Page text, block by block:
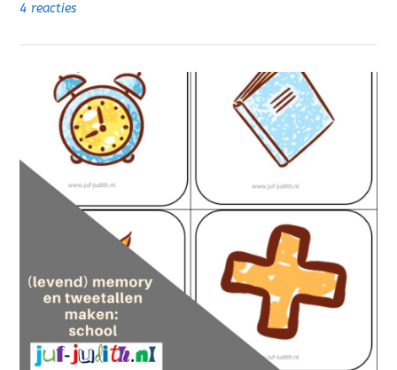
4 reacties